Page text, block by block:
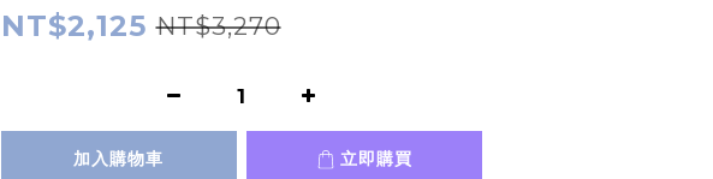
NT$2,125 NT$3,270
加入購物車 立即購買